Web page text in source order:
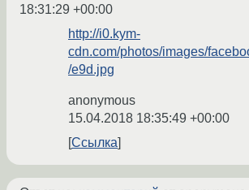
18:31:29 +00:00
http://i0.kym-
cdn.com/photos/images/
/e9d.jpg
anonymous
15.04.2018 18:35:49 +00:00
Ссылка